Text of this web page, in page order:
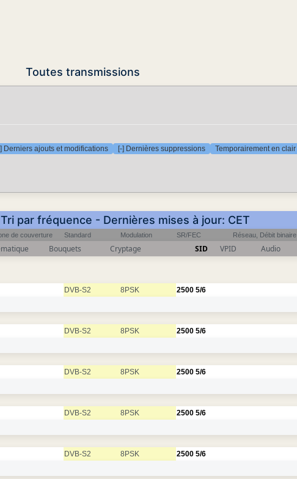
Toutes transmissions
Derniers ajouts et modifications [-] Dernières suppressions Temporairement en clair
par fréquence - Dernières mises à jour: CET
de couverture Standard Modulation SR/FEC Réseau, Débit binaire
Bouquets Cryptage SID VPID Audio
DVB-S2 8PSK 2500 5/6
DVB-S2 8PSK 2500 5/6
DVB-S2 8PSK 2500 5/6
DVB-S2 8PSK 2500 5/6
DVB-S2 8PSK 2500 5/6